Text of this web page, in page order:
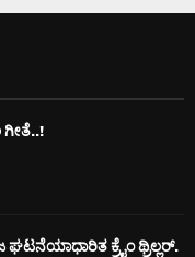
ಗೀತೆ..!
ಕ್ರೈಂ ಥ್ರಿಲ್ಲರ್.